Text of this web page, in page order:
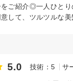
ご紹介◎一人ひとり
して、ツルツルな
5.0 技術：5 サ